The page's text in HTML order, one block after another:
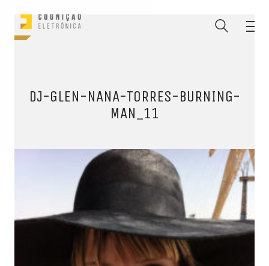
DJ-GLEN-NANA-TORRES-BURNING-
MAN_11
ENTRE PARA O NOSSOMEMBERS CLUB
E receba códigos promocionais para festas, free